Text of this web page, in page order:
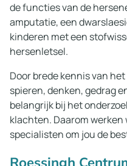
de functies van de
amputatie, een
kinderen met een
hersenletsel.
Door brede kennis van
spieren, denken, gedrag
belangrijk bij het
klachten. Daarom
specialisten om jou de
Roessingh